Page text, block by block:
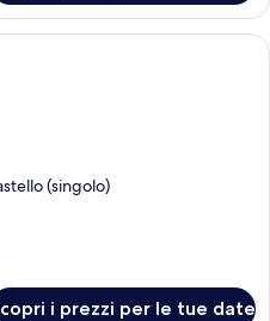
Quadrupla Classic | Copriletto in
(singolo)
i prezzi per le tue date